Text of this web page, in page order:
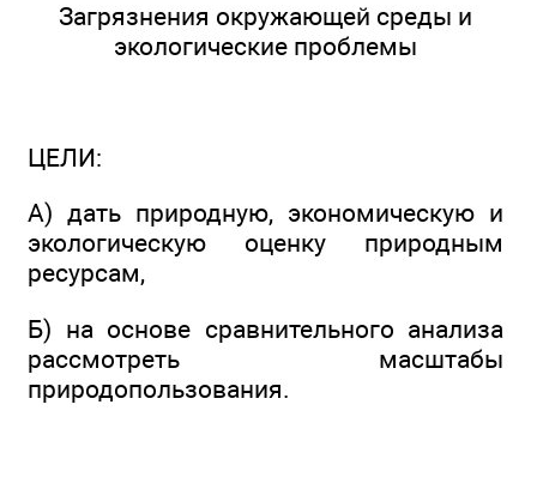
Загрязнения окружающей среды и
экологические проблемы
ЦЕЛИ:
А) дать природную, экономическую и
экологическую оценку природным
ресурсам,
Б) на основе сравнительного анализа
рассмотреть масштабы
природопользования.